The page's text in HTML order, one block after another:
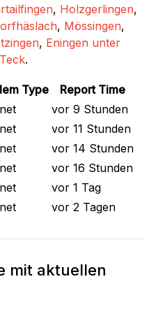
, Holzgerlingen,
, Mössingen,
, Eningen unter
.
Type
Report Time
vor 9 Stunden
vor 11 Stunden
vor 14 Stunden
vor 16 Stunden
vor 1 Tag
vor 2 Tagen
mit aktuellen